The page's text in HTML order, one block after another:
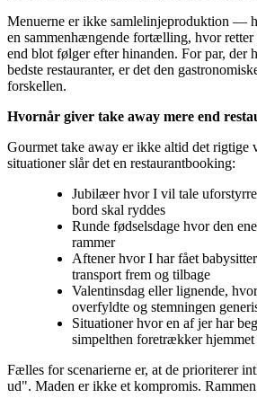
Menuerne er ikke samlelinjeproduktion —
en sammenhængende fortælling, hvor retter
end blot følger efter hinanden. For par, der
bedste restauranter, er det den
forskellen.
Hvornår giver take away mere end
Gourmet take away er ikke altid det rigtige
situationer slår det en restaurantbooking:
Jubilæer hvor I vil tale
bord skal ryddes
Runde fødselsdage hvor den
rammer
Aftener hvor I har fået
transport frem og tilbage
Valentinsdag eller lignende,
overfyldte og stemningen
Situationer hvor en af jer har
simpelthen foretrækker hjemmet
Fælles for scenarierne er, at de prioriterer
ud". Maden er ikke et kompromis.